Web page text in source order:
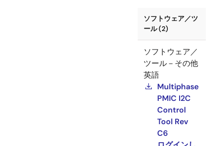
ソフトウェア／ツ
ール (2)
ソフトウェア／
ツール－その他
英語
Multiphase
PMIC I2C
Control
Tool Rev
C6